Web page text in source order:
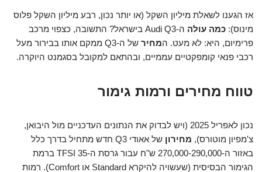
אז הגענו לשאלת מיליון השקל (או יותר נכון, רבע מיליון השקל פלוס
מינוס): כמה עולה
ה-Audi Q3 בישראל? התשובה, כצפוי מרכב
פרימיום, היא: לא מעט. המחיר
של ה-Q3 ממקם אותו בבירור מעל
רכבי פנאי קומפקטיים עממיים, ובהתאם למקובל בסגמנט היוקרה.
טווח מחירים ורמות גימור
נכון לאפריל 2025 (ויש לבדוק את הנתונים העדכניים מול היבואן,
צ'מפיון מוטורס), מחירון
של אאודי Q3 חדש מתחיל בדרך כלל
באזור ה-270,000-290,000 ש"ח עבור גרסת ה-35 TFSI ברמת
הגימור הבסיסית (שעשויה להיקרא Standard או Comfort). רמות